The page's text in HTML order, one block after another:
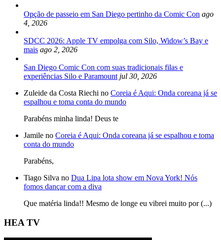
Opção de passeio em San Diego pertinho da Comic Con ago
4, 2026
SDCC 2026: Apple TV empolga com Silo, Widow’s Bay e
mais ago 2, 2026
San Diego Comic Con com suas tradicionais filas e
experiências Silo e Paramount jul 30, 2026
Zuleide da Costa Riechi no Coreia é Aqui: Onda coreana já se
espalhou e toma conta do mundo
Parabéns minha linda! Deus te
Jamile no Coreia é Aqui: Onda coreana já se espalhou e toma
conta do mundo
Parabéns,
Tiago Silva no Dua Lipa lota show em Nova York! Nós
fomos dançar com a diva
Que matéria linda!! Mesmo de longe eu vibrei muito por (...)
HEA TV